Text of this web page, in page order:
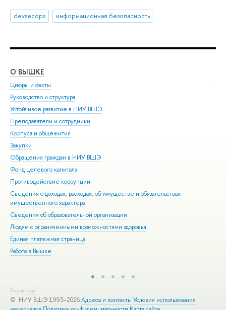
devsecops информационная безопасность
О ВЫШКЕ
Цифры и факты
Руководство и структура
Устойчивое развитие в НИУ ВШЭ
Преподаватели и сотрудники
Корпуса и общежития
Закупки
Обращения граждан в НИУ ВШЭ
Фонд целевого капитала
Противодействие коррупции
Сведения о доходах, расходах, об имуществе и обязательствах
имущественного характера
Сведения об образовательной организации
Людям с ограниченными возможностями здоровья
Единая платежная страница
Работа в Вышке
Редактору
© НИУ ВШЭ 1993–2026Адреса и контакты Условия использования